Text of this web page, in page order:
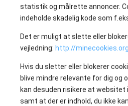
statistik og målrette annoncer.
indeholde skadelig kode som
Det er muligt at slette eller
vejledning: http://
Hvis du sletter eller blokerer
blive mindre relevante for dig og
kan desuden risikere at
samt at der er indhold, du ikke